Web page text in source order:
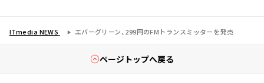
ITmedia NEWS エバーグリーン、299円のFMトランスミッターを発売
ページトップへ戻る